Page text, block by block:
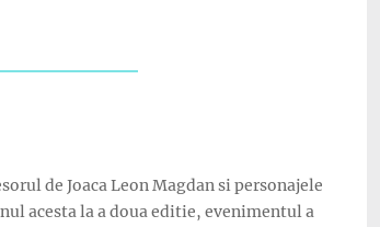
de Joaca Leon Magdan si personajele
acesta la a doua editie, evenimentul a